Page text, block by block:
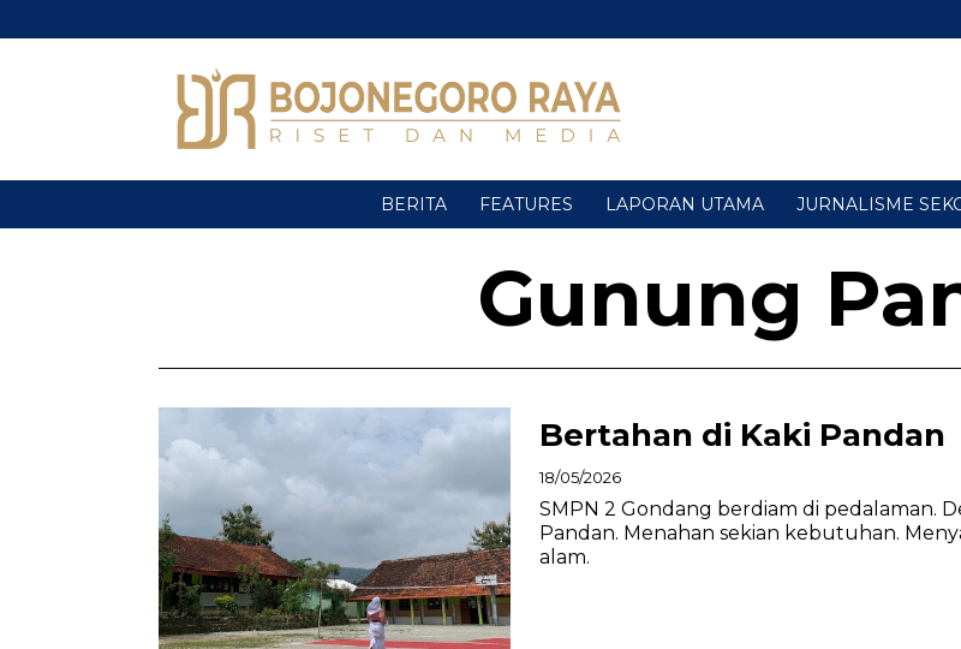
BERITA FEATURES LAPORAN UTAMA JURNALISME
Gunung
Bertahan di Kaki Pandan
18/05/2026
SMPN 2 Gondang berdiam di pedalaman.
Pandan. Menahan sekian kebutuhan.
alam.